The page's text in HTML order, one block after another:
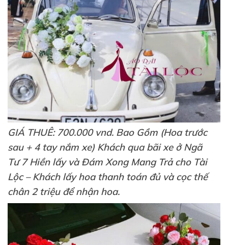
GIÁ THUÊ: 700.000 vnd. Bao Gồm (Hoa trước
sau + 4 tay nắm xe) Khách qua bãi xe ở Ngã
Tư 7 Hiền lấy và Đám Xong Mang Trả cho Tài
Lộc – Khách lấy hoa thanh toán đủ và cọc thế
chân 2 triệu để nhận hoa.